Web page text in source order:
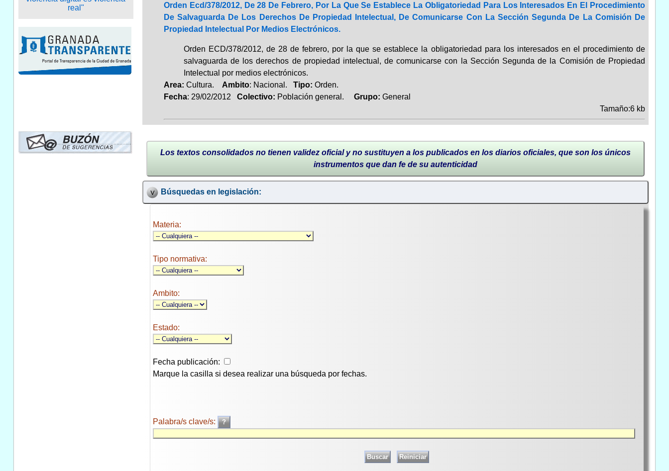
Orden Ecd/378/2012, De 28 De Febrero, Por La Que Se Establece La Obligatoriedad Para Los Interesados En El Procedimiento
De Salvaguarda De Los Derechos De Propiedad Intelectual, De Comunicarse Con La Sección Segunda De La Comisión De
Propiedad Intelectual Por Medios Electrónicos.
Orden ECD/378/2012, de 28 de febrero, por la que se establece la obligatoriedad para los interesados en el procedimiento de
salvaguarda de los derechos de propiedad intelectual, de comunicarse con la Sección Segunda de la Comisión de Propiedad
Intelectual por medios electrónicos.
Area: Cultura. Ambito: Nacional. Tipo: Orden.
Fecha: 29/02/2012 Colectivo: Población general. Grupo: General
Tamaño:6 kb
Los textos consolidados no tienen validez oficial y no sustituyen a los publicados en los diarios oficiales, que son los únicos
instrumentos que dan fe de su autenticidad
Búsquedas en legislación:
Materia:
Tipo normativa:
Ambito:
Estado:
Fecha publicación:
Marque la casilla si desea realizar una búsqueda por fechas.
Palabra/s clave/s: